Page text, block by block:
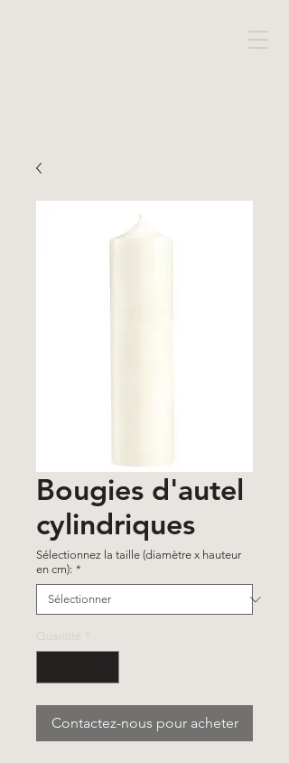
Bougies d'autel
cylindriques
Sélectionnez la taille (diamètre x hauteur
en cm): *
Quantité
Contactez-nous pour acheter